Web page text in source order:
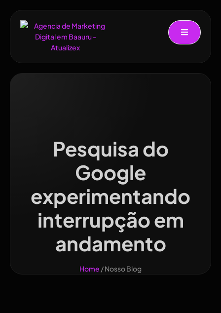
Pesquisa do
Google
experimentando
interrupção em
andamento
Home / Nosso Blog